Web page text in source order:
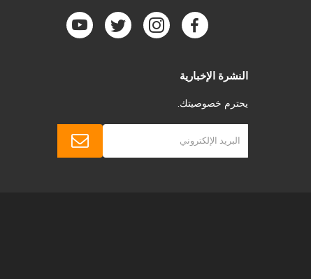
النشرة الإخبارية
يحترم خصوصيتك.